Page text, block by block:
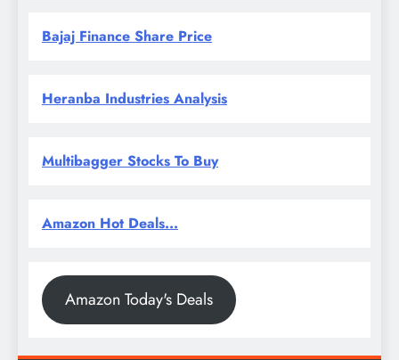
Bajaj Finance Share Price
Heranba Industries Analysis
Multibagger Stocks To Buy
Amazon Hot Deals...
Amazon Today's Deals